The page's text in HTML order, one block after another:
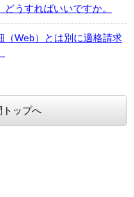
うすればいいですか。
（Web）とは別に適格請求
トップへ